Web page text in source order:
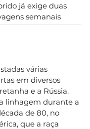
já exige duas
semanais
várias
em diversos
e a Rússia.
linhagem durante a
de 80, no
que a raça